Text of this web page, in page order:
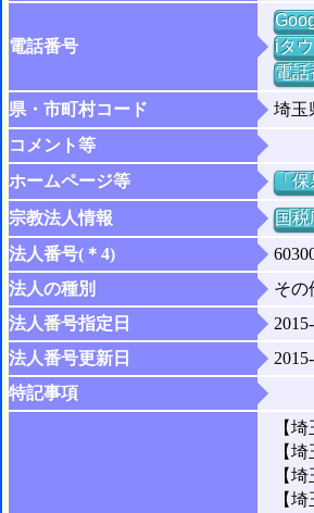
電話番号
iタ
電話
県・市町村コード
埼玉
コメント等
ホームページ等
「保
宗教法人情報
国
法人番号(＊4)
法人の種別
その
法人番号指定日
法人番号更新日
特記事項
【
【
【
【